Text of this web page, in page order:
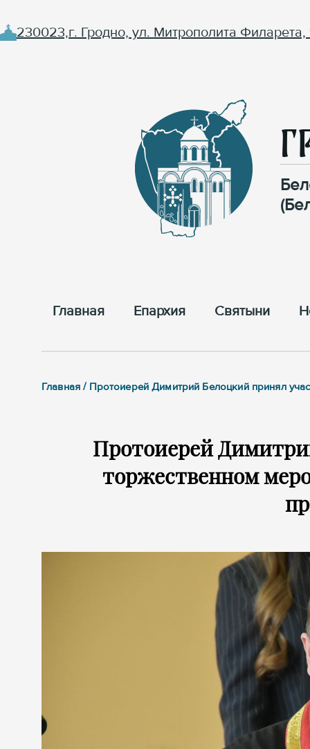
230023,г. Гродно, ул. Митрополита Филарета,
Главная Епархия Cвятыни
Главная / Протоиерей Димитрий Белоцкий принял
Протоиерей
торжественном